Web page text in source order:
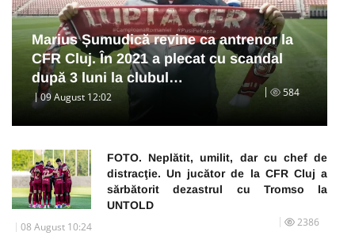
Marius Șumudică revine ca antrenor la
CFR Cluj. În 2021 a plecat cu scandal
după 3 luni la clubul…
09 August 12:02 584
FOTO. Neplătit, umilit, dar cu chef de
distracţie. Un jucător de la CFR Cluj a
sărbătorit dezastrul cu Tromso la
UNTOLD
08 August 10:24 2386